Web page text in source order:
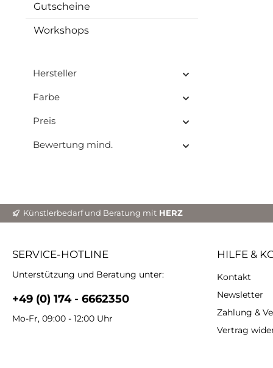
Gutscheine
Workshops
Hersteller
Farbe
Preis
Bewertung mind.
Künstlerbedarf und Beratung mit HERZ
SERVICE-HOTLINE
Unterstützung und Beratung unter:
+49 (0) 174 - 6662350
Mo-Fr, 09:00 - 12:00 Uhr
HILFE &
Kontakt
Newsletter
Zahlung &
Vertrag